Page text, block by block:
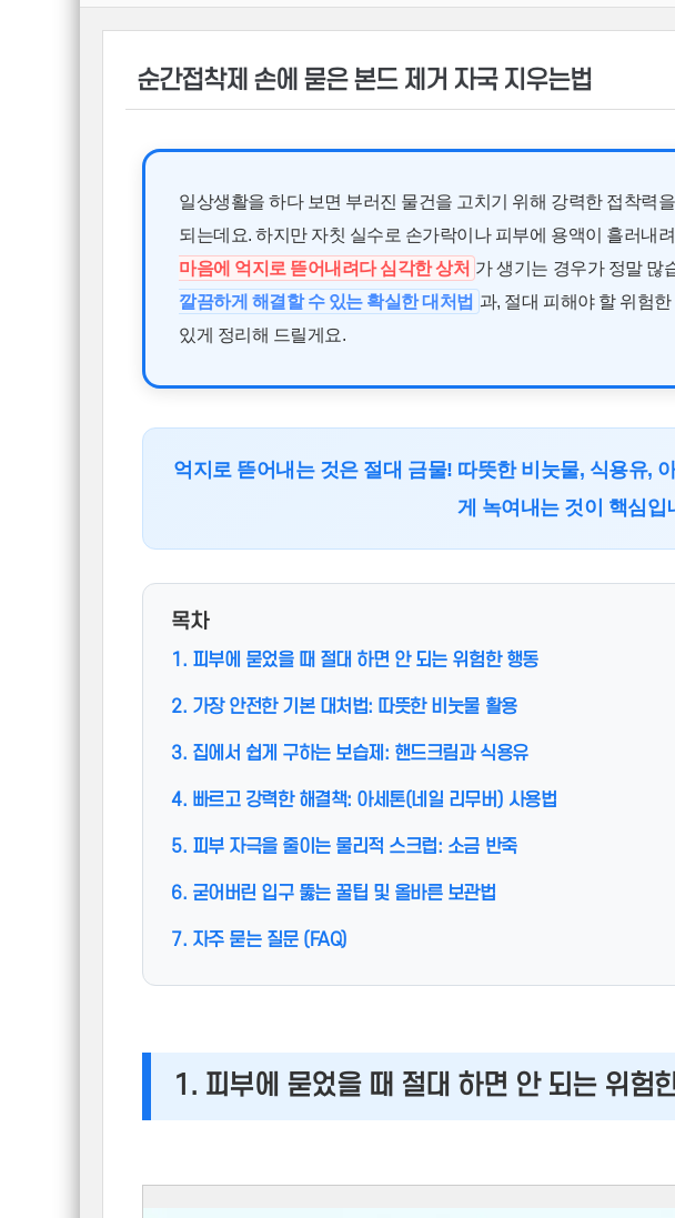
순간접착제 손에 묻은 본드 제거 자국 지우는법
일상생활을 하다 보면 부러진 물건을 고치기 위해 강력한 접착력
되는데요. 하지만 자칫 실수로 손가락이나 피부에 용액이 흘러내
마음에 억지로 뜯어내려다 심각한 상처 가 생기는 경우가 정말 많
깔끔하게 해결할 수 있는 확실한 대처법 과, 절대 피해야 할 위험
있게 정리해 드릴게요.
억지로 뜯어내는 것은 절대 금물! 따뜻한 비눗물, 식용유,
게 녹여내는 것이 핵심입
목차
1. 피부에 묻었을 때 절대 하면 안 되는 위험한 행동
2. 가장 안전한 기본 대처법: 따뜻한 비눗물 활용
3. 집에서 쉽게 구하는 보습제: 핸드크림과 식용유
4. 빠르고 강력한 해결책: 아세톤(네일 리무버) 사용법
5. 피부 자극을 줄이는 물리적 스크럽: 소금 반죽
6. 굳어버린 입구 뚫는 꿀팁 및 올바른 보관법
7. 자주 묻는 질문 (FAQ)
1. 피부에 묻었을 때 절대 하면 안 되는 위험